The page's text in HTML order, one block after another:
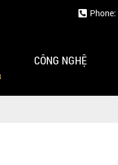
Phone:
CÔNG NGHỆ